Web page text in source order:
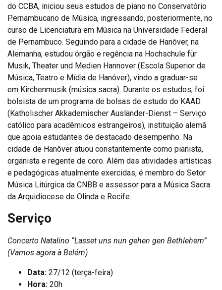
do CCBA, iniciou seus estudos de piano no Conservatório
Pernambucano de Música, ingressando, posteriormente, no
curso de Licenciatura em Música na Universidade Federal
de Pernambuco. Seguindo para a cidade de Hanôver, na
Alemanha, estudou órgão e regência na Hochschule für
Musik, Theater und Medien Hannover (Escola Superior de
Música, Teatro e Mídia de Hanôver), vindo a graduar-se
em Kirchenmusik (música sacra). Durante os estudos, foi
bolsista de um programa de bolsas de estudo do KAAD
(Katholischer Akkademischer Ausländer-Dienst – Serviço
católico para acadêmicos estrangeiros), instituição alemã
que apoia estudantes de destacado desempenho. Na
cidade de Hanôver atuou constantemente como pianista,
organista e regente de coro. Além das atividades artísticas
e pedagógicas atualmente exercidas, é membro do Setor
Música Litúrgica da CNBB e assessor para a Música Sacra
da Arquidiocese de Olinda e Recife.
Serviço
Concerto Natalino “Lasset uns nun gehen gen Bethlehem”
(Vamos agora à Belém)
Data: 27/12 (terça-feira)
Hora: 20h